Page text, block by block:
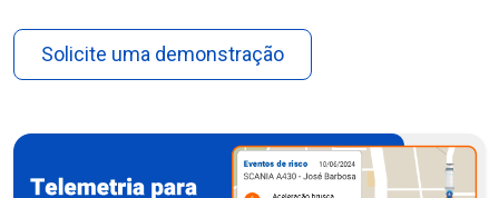
Solicite uma demonstração